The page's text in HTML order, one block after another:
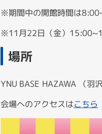
※期間中の開館時間は
※11月22日（金）
場所
YNU BASE HAZAWA （羽
会場へのアクセスはこちら